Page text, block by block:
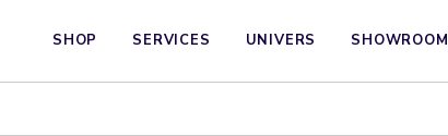
SHOP SERVICES UNIVERS SHOWROOM